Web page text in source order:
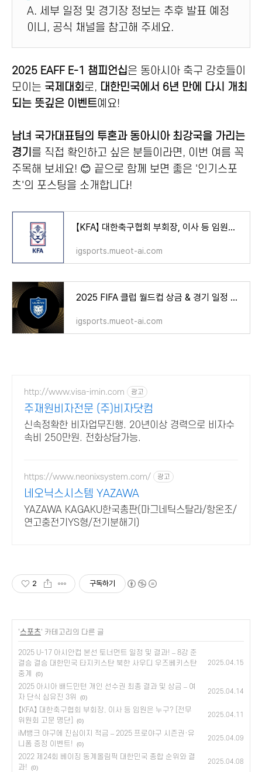
A. 세부 일정 및 경기장 정보는 추후 발표 예정
이니, 공식 채널을 참고해 주세요.
2025 EAFF E-1 챔피언십은 동아시아 축구 강호들이
모이는 국제대회 로, 대한민국에서 6년 만에 다시 개최
되는 뜻깊은 이벤트예요!
남녀 국가대표팀의 투혼과 동아시아 최강국을 가리는
경기 를 직접 확인하고 싶은 분들이라면, 이번 여름 꼭
주목해 보세요! 😊 끝으로 함께 보면 좋은 '인기스포
츠'의 포스팅을 소개합니다!
【KFA】 대한축구협회 부회장, 이사 등 임원은 누구? [전무 위원회 고문 명단]
igsports.mueot-ai.com
2025 FIFA 클럽 월드컵 상금 & 경기 일정 시간 총정리! [울산HD, 이강인 PSG, 김민재 뮌헨, 박용우 알
igsports.mueot-ai.com
http://www.visa-imin.com 광고
주재원비자전문 (주)비자닷컴
신속정확한 비자업무진행. 20년이상 경력으로 비자수
속비 250만원. 전화상담가능.
https://www.neonixsystem.com/ 광고
네오닉스시스템 YAZAWA
YAZAWA KAGAKU한국총판(마그네틱스탈라/항온조/
연고충전기YS형/전기분해기)
2 구독하기
'스포츠' 카테고리의 다른 글
2025 U-17 아시안컵 본선 토너먼트 일정 및 결과! – 8강 준
결승 결승 대한민국 타지키스탄 북한 사우디 우즈베키스탄
중계
(0)
2025.04.15
2025 아시아 배드민턴 개인 선수권 최종 결과 및 상금 – 여
자 단식 심유진 3위
(0)
2025.04.14
【KFA】 대한축구협회 부회장, 이사 등 임원은 누구? [전무
위원회 고문 명단]
(0)
2025.04.11
iM뱅크 야구에 진심이지 적금 – 2025 프로야구 시즌권·유
니폼 증정 이벤트!
(0)
2025.04.09
2022 제24회 베이징 동계올림픽 대한민국 종합 순위와 결
과!
(0)
2025.04.08